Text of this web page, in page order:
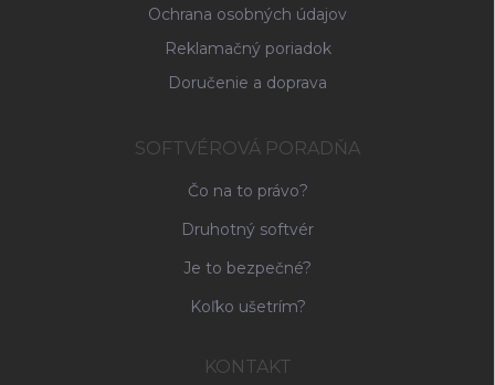
Ochrana osobných údajov
Reklamačný poriadok
Doručenie a doprava
SOFTVÉROVÁ PORADŇA
Čo na to právo?
Druhotný softvér
Je to bezpečné?
Koľko ušetrím?
KONTAKT